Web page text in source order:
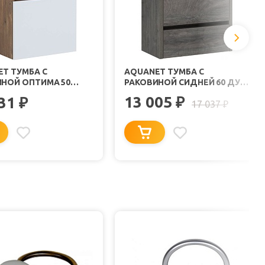
ТУМБА С
ОПТИМА 50
БЕЛЫЙ
₽
AQUANET ТУМБА С
РАКОВИНОЙ СИДНЕЙ 60 ДУБ
13 005 ₽ 17 037₽